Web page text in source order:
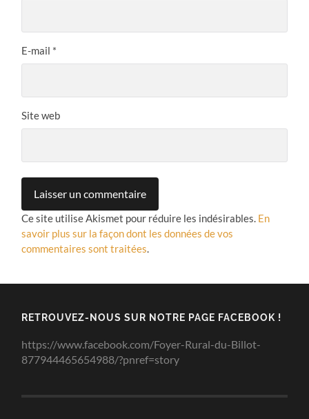
E-mail *
Site web
Ce site utilise Akismet pour réduire les indésirables. En
savoir plus sur la façon dont les données de vos
commentaires sont traitées.
RETROUVEZ-NOUS SUR NOTRE PAGE FACEBOOK !
https://www.facebook.com/Foyer-Rural-du-Billot-
877944465654988/?pnref=story